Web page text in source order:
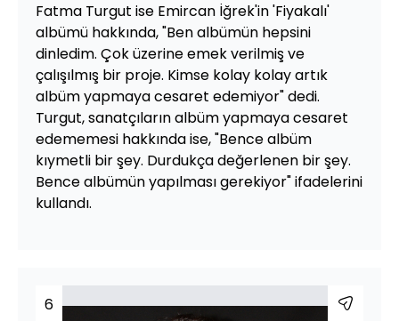
Fatma Turgut ise Emircan İğrek'in 'Fiyakalı'
albümü hakkında, "Ben albümün hepsini
dinledim. Çok üzerine emek verilmiş ve
çalışılmış bir proje. Kimse kolay kolay artık
albüm yapmaya cesaret edemiyor" dedi.
Turgut, sanatçıların albüm yapmaya cesaret
edememesi hakkında ise, "Bence albüm
kıymetli bir şey. Durdukça değerlenen bir şey.
Bence albümün yapılması gerekiyor" ifadelerini
kullandı.
6